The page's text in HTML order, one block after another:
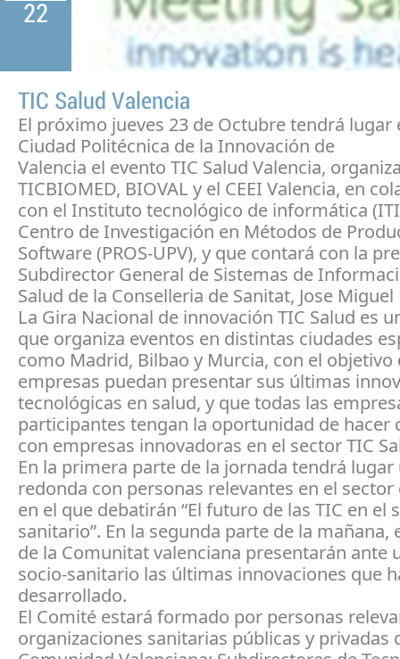
22
TIC Salud Valencia
El próximo jueves 23 de Octubre tendrá lugar
Ciudad Politécnica de la Innovación de
Valencia el evento TIC Salud Valencia,
TICBIOMED, BIOVAL y el CEEI Valencia, en
con el Instituto tecnológico de informática
Centro de Investigación en Métodos de
Software (PROS-UPV), y que contará con la
Subdirector General de Sistemas de
Salud de la Conselleria de Sanitat, Jose Miguel
La Gira Nacional de innovación TIC Salud es
que organiza eventos en distintas ciudades
como Madrid, Bilbao y Murcia, con el objetivo
empresas puedan presentar sus últimas
tecnológicas en salud, y que todas las
participantes tengan la oportunidad de hacer
con empresas innovadoras en el sector TIC
En la primera parte de la jornada tendrá lugar
redonda con personas relevantes en el sector
en el que debatirán “El futuro de las TIC en el
sanitario”. En la segunda parte de la mañana,
de la Comunitat valenciana presentarán ante
socio-sanitario las últimas innovaciones que
desarrollado.
El Comité estará formado por personas
organizaciones sanitarias públicas y privadas